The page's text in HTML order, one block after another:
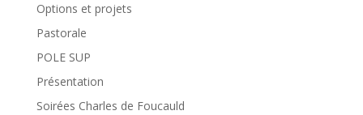
Options et projets
Pastorale
POLE SUP
Présentation
Soirées Charles de Foucauld